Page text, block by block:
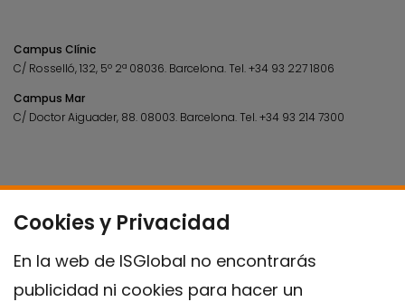
Cookies y Privacidad
En la web de ISGlobal no encontrarás
publicidad ni cookies para hacer un
Campus Clínic
C/ Rosselló, 132, 5º 2ª 08036. Barcelona.Tel.+34 93 227 1806
Campus Mar
C/ Doctor Aiguader, 88. 08003. Barcelona.Tel.+34 93 214 7300